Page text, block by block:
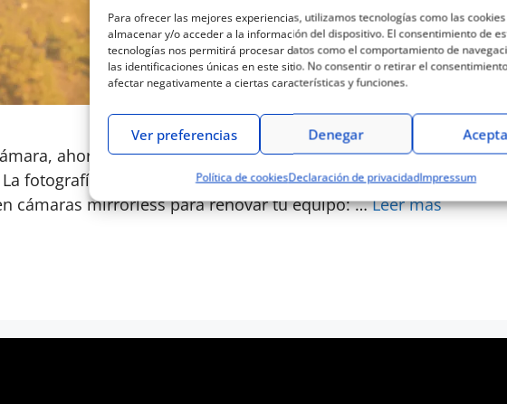
Para ofrecer las mejores experiencias, utilizamos tecnologías como las
almacenar y/o acceder a la información del dispositivo. El consentimiento de
tecnologías nos permitirá procesar datos como el comportamiento de
las identificaciones únicas en este sitio. No consentir o retirar el
afectar negativamente a ciertas características y funciones.
Denegar
Ver preferencias
Política de cookiesDeclaración de privacidadImpressum
ahora estás de suerte porque ha llegado el momento que
fotografía perfecta depende de estar en el instante y lugar
cámaras mirrorless para renovar tu equipo: …Leer más